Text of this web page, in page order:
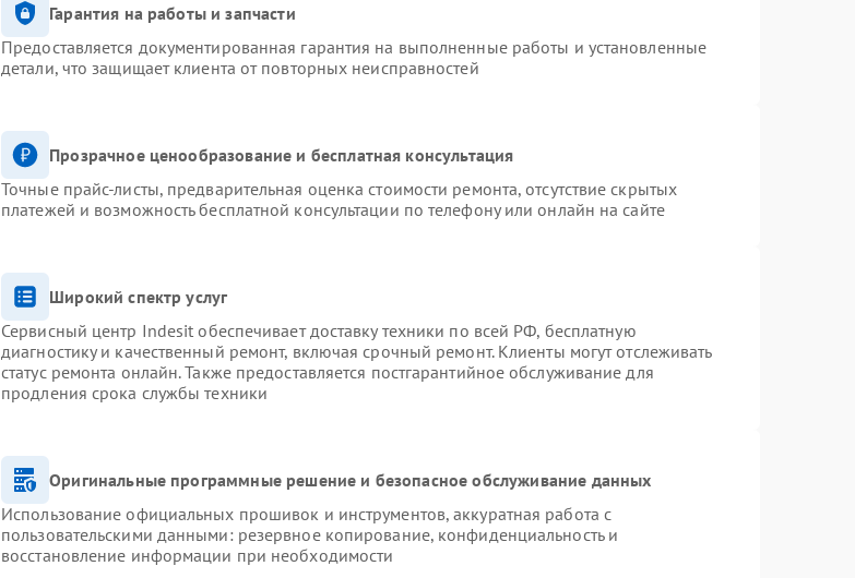
Гарантия на работы и запчасти
Предоставляется документированная гарантия на выполненные работы и установленные
детали, что защищает клиента от повторных неисправностей
Прозрачное ценообразование и бесплатная консультация
Точные прайс-листы, предварительная оценка стоимости ремонта, отсутствие скрытых
платежей и возможность бесплатной консультации по телефону или онлайн на сайте
Широкий спектр услуг
Сервисный центр Indesit обеспечивает доставку техники по всей РФ, бесплатную
диагностику и качественный ремонт, включая срочный ремонт. Клиенты могут отслеживать
статус ремонта онлайн. Также предоставляется постгарантийное обслуживание для
продления срока службы техники
Оригинальные программные решение и безопасное обслуживание данных
Использование официальных прошивок и инструментов, аккуратная работа с
пользовательскими данными: резервное копирование, конфиденциальность и
восстановление информации при необходимости